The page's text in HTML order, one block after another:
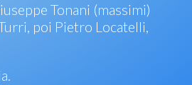
Tonani (massimi)
poi Pietro Locatelli,